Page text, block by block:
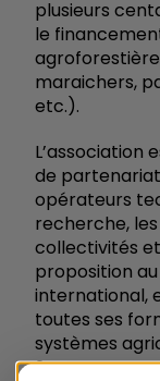
plusieurs
le
maraichers,
etc.).
L’association
de
opérateurs
recherche,
collectivités
proposition
international,
toutes ses
systèmes
2